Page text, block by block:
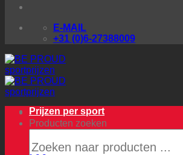
E-MAIL
+31 (0)6-27388009
Producten zoeken
Prijzen per sport